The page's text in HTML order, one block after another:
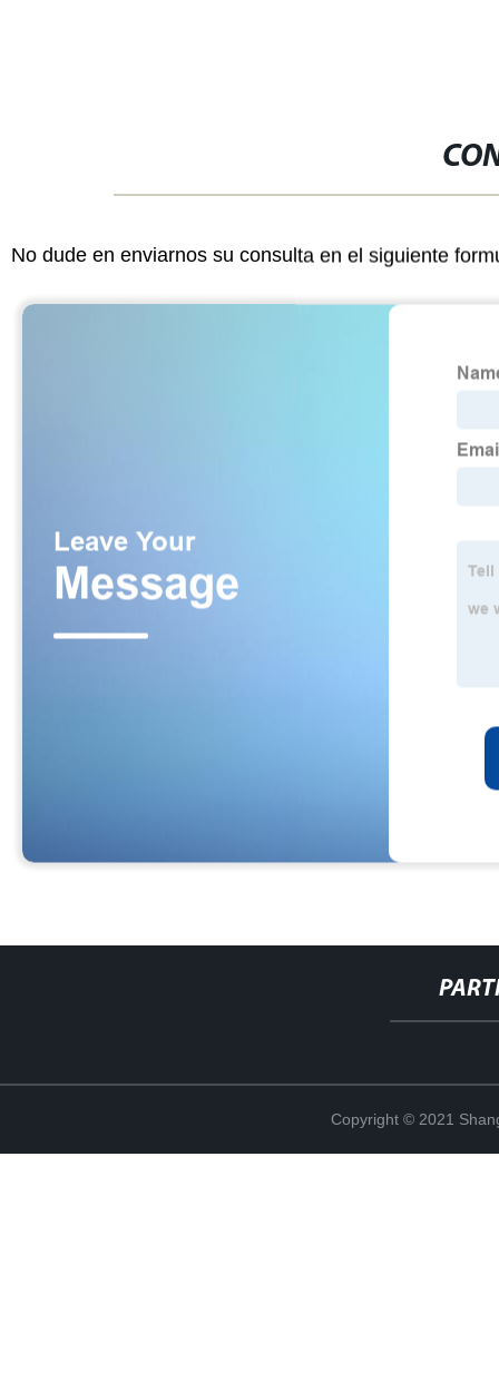
No dude en enviarnos su consulta en el siguiente
Copyright © 2021